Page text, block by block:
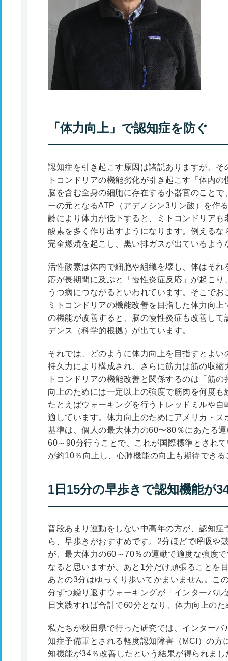
「体力向上」で認知症を防ぐ
認知症を引き起こす原因は諸説ありますが、
トコンドリアの機能劣化が引き起こす「体内
脳を含む全身の細胞に存在する小器官のこと
ーの元となるATP（アデノシン3リン酸）を作
齢により体力が低下すると、ミトコンドリア
酸素を多く作り出すようになります。例える
完全燃焼を起こし、黒い排ガスが出ているよう
活性酸素は体内で細胞や組織を壊し、体はそ
応が長期間に及ぶと「慢性炎症反応」が起こ
うつ病につながるといわれています。そこで
ミトコンドリアの機能改善を目指した体力向
の機能が改善すると、脳の慢性炎症も改善し
デンス（科学的根拠）が出ています。
それでは、どのように体力向上を目指すとよ
持久力により構成され、さらに筋力は筋の収
トコンドリアの機能改善と関係するのは「筋
向上のためには一定以上の強度で筋肉を何度
たとえばウォーキングを行うトレッドミルや
適しています。体力向上のためにアメリカ・
基準は、個人の最大体力の60〜80％にあたる
60～90分行うことで、これが国際標準とされ
が約10％向上し、心肺機能の向上も期待でき
1日15分の早歩きで認知機能が
普段あまり運動をしない中高年の方が、認知
ら、早歩きがおすすめです。2分ほどで呼吸や
が、最大体力の60～70％の運動で適度な強度
なると思いますが、あと1分だけ頑張ることを
あとの3分はゆっくり歩いてかまいません。こ
分ずつ繰り返すウォーキングが「インターバ
日実践すれば合計で60分となり、体力向上の
私たちが秋田県で行った研究では、インター
知症予備軍とされる軽度認知障害（MCI）の方
知機能が34％改善したという結果が得られまし